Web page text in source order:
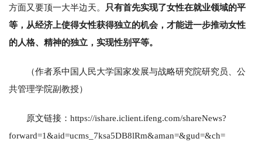
方面又要顶一大半边天。
只有首先实现了女性在就业领域的平
等，从经济上使得女性获得独立的机会，才能进一步推动女性
的人格、精神的独立，实现性别平等。
（作者系中国人民大学国家发展与战略研究院研究员、公
共管理学院副教授）
原文链接：https://ishare.iclient.ifeng.com/shareNews?
forward=1&aid=ucms_7ksa5DB8lRm&aman=&gud=&ch=